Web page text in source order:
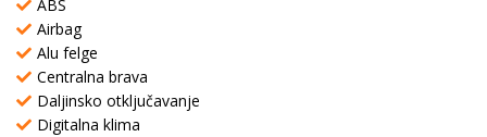
ABS
Airbag
Alu felge
Centralna brava
Daljinsko otključavanje
Digitalna klima